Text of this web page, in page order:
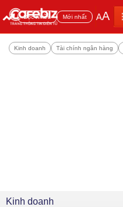
Đọc nhiều Mới nhất AA
Kinh doanh Tài chính ngân hàng
Kinh doanh